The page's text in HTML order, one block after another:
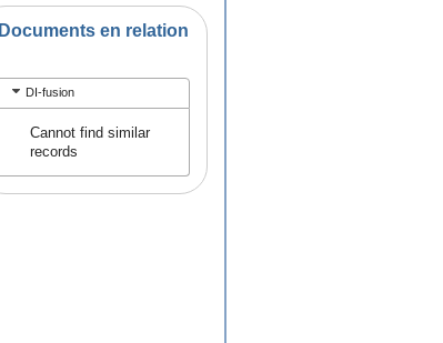
Documents en relation
DI-fusion
Cannot find similar
records